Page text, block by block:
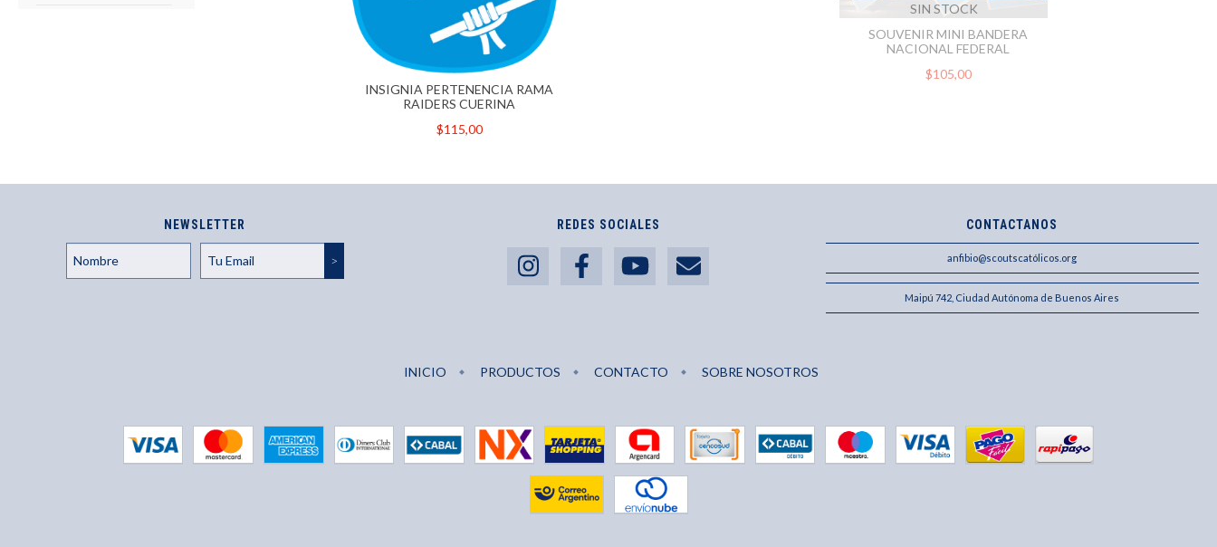
INSIGNIA PERTENENCIA RAMA
RAIDERS CUERINA
$115,00
SIN STOCK
SOUVENIR MINI BANDERA
NACIONAL FEDERAL
$105,00
NEWSLETTER REDES SOCIALES CONTACTANOS
anfibio@scoutscatólicos.org
Maipú 742, Ciudad Autónoma de Buenos Aires
INICIO PRODUCTOS CONTACTO SOBRE NOSOTROS